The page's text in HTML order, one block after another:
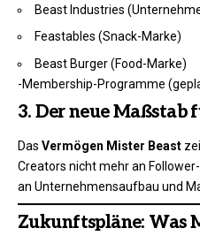
Beast Industries
Feastables (Snack-Marke)
Beast Burger (Food-Marke)
-Membership-Programme
3. Der neue Maßstab
Das Vermögen Mister Beast
Creators nicht mehr an
an Unternehmensaufbau und
Zukunftspläne: Was